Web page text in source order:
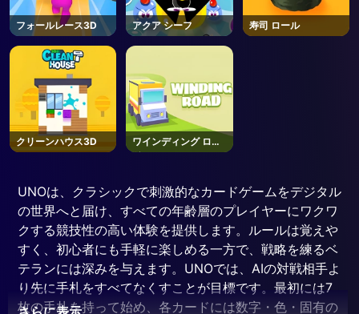
フォールレース3D アクア シーフ 寿司 ロール
クリーンハウス3D
ワインディング ロー
ド
UNOは、クラシックで刺激的なカードゲームをデジタル
の世界へと届け、すべての年齢層のプレイヤーにワクワ
クする競技性の高い体験を提供します。ルールは覚えや
すく、初心者にも手軽に楽しめる一方で、戦略を練るベ
テランには深みを与えます。UNOでは、AIの対戦相手よ
り先に手札をすべてなくすことが目標です。最初には7
枚の手札を持って始め、各カードには数字・色・固有の